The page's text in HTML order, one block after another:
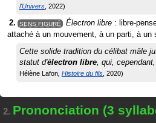
l'Univers 2022
SENS FIGURÉ Électron libre : libre-
attaché à un mouvement, à un parti, à un
Cette solide tradition du célibat mâle
statut d'électron libre, qui,
Hélène Lafon Histoire du fils 2020
2. Prononciation (3